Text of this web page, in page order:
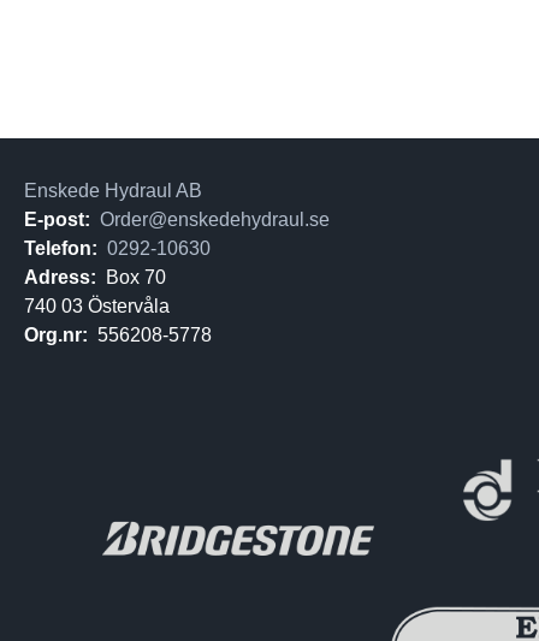
Enskede Hydraul AB
E-post: Order@enskedehydraul.se
Telefon: 0292-10630
Adress:
Box 70
740 03 Östervåla
Org.nr: 556208-5778